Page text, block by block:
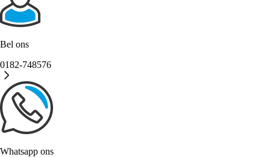
Bel ons
0182-748576
Whatsapp ons